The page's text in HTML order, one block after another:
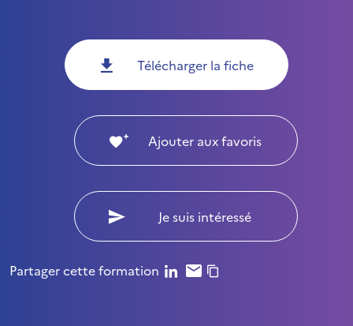
Télécharger la fiche
Ajouter aux favoris
Je suis intéressé
Partager cette formation